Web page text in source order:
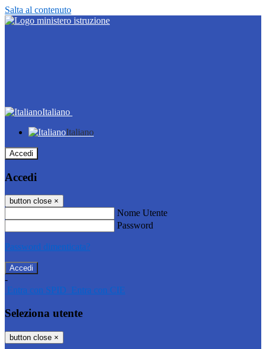
Salta al contenuto
Italiano
Italiano
Accedi
Accedi
button close ×
Nome Utente
Password
Password dimenticata?
-
Entra con SPID Entra con CIE
Seleziona utente
button close ×